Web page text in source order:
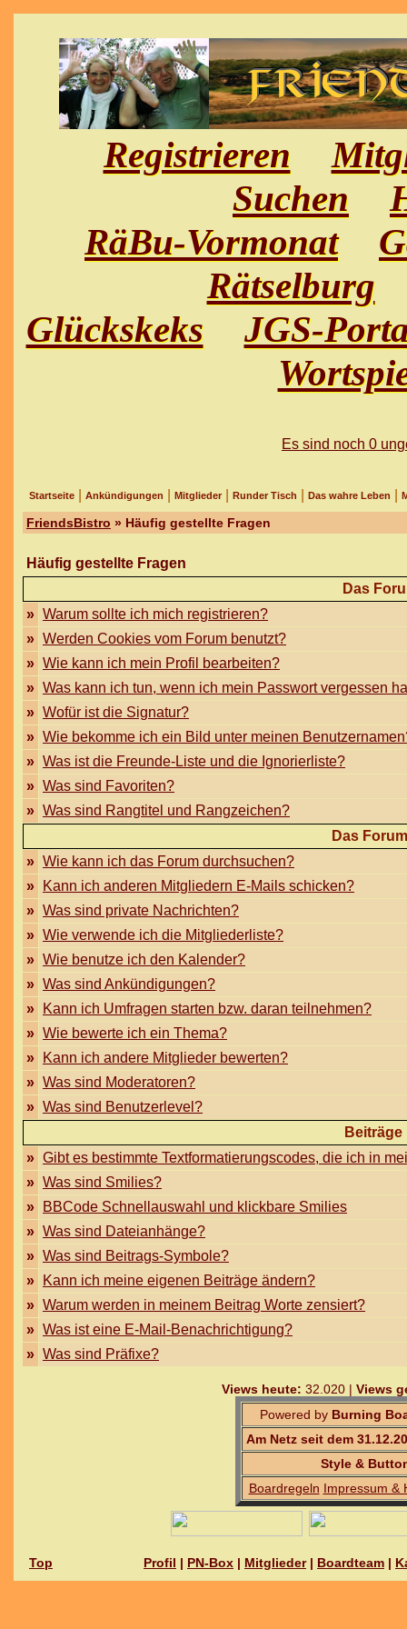
Registrieren
Suchen
RäBu-Vormonat
Rätselburg
Glückskeks
JGS-
Es sind noch 0
Startseite Ankündigungen Mitglieder Runder Tisch Das wahre Leben
FriendsBistro » Häufig gestellte Fragen
Häufig gestellte Fragen
Das
» Warum sollte ich mich registrieren?
» Werden Cookies vom Forum benutzt?
» Wie kann ich mein Profil bearbeiten?
» Was kann ich tun, wenn ich mein Passwort vergessen
» Wofür ist die Signatur?
» Wie bekomme ich ein Bild unter meinen
» Was ist die Freunde-Liste und die Ignorierliste?
» Was sind Favoriten?
» Was sind Rangtitel und Rangzeichen?
Das
» Wie kann ich das Forum durchsuchen?
»
Kann ich anderen Mitgliedern E-Mails schicken?
» Was sind private Nachrichten?
» Wie verwende ich die Mitgliederliste?
» Wie benutze ich den Kalender?
» Was sind Ankündigungen?
»
Kann ich Umfragen starten bzw. daran teilnehmen?
» Wie bewerte ich ein Thema?
»
Kann ich andere Mitglieder bewerten?
» Was sind Moderatoren?
» Was sind Benutzerlevel?
» Gibt es bestimmte Textformatierungscodes, die ich in
» Was sind Smilies?
»
BBCode Schnellauswahl und klickbare Smilies
» Was sind Dateianhänge?
» Was sind Beitrags-Symbole?
»
Kann ich meine eigenen Beiträge ändern?
» Warum werden in meinem Beitrag Worte zensiert?
» Was ist eine E-Mail-Benachrichtigung?
» Was sind Präfixe?
Views heute: 32.020 | Views
Powered by Burning
Am Netz seit dem
Style &
Boardregeln Impressum &
Top Profil | PN-Box | Mitglieder| Boardteam |